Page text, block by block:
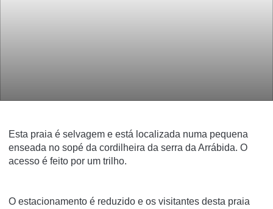
Esta praia é selvagem e está localizada numa pequena
enseada no sopé da cordilheira da serra da Arrábida. O
acesso é feito por um trilho.
O estacionamento é reduzido e os visitantes desta praia